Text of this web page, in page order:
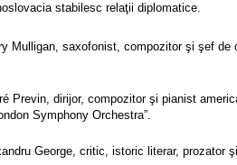
stabilesc relaţii diplomatice.
Mulligan, saxofonist, compozitor şi şef de
Previn, dirijor, compozitor şi pianist
Symphony Orchestra”.
George, critic, istoric literar, prozator